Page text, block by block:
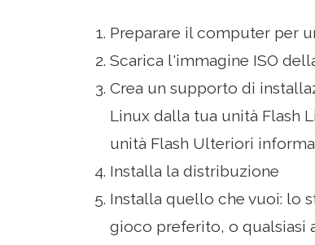
Preparare il computer per
Scarica l'immagine ISO
Crea un supporto di
Linux dalla tua unità Flash
unità Flash Ulteriori
Installa la distribuzione
Installa quello che vuoi: lo
gioco preferito, o qualsiasi